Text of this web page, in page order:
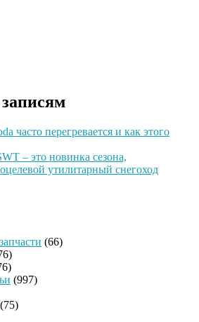
часто перегревается и как этого
– это новинка сезона,
утилитарный снегоход
(66)
(997)
(75)